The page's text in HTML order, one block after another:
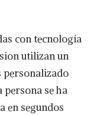
con tecnología
utilizan un
personalizado
se ha
en segundos